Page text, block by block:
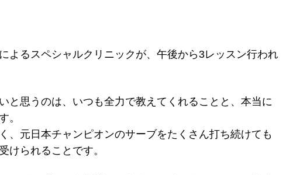
よるスペシャルクリニックが、午後から3レッスン行われ
と思うのは、いつも全力で教えてくれることと、本当に
。
、元日本チャンピオンのサーブをたくさん打ち続けても
けられることです。